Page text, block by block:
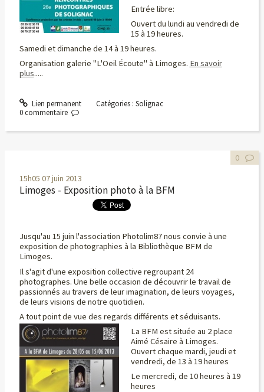
Entrée libre:
Ouvert du lundi au vendredi de
15 à 19 heures.
Samedi et dimanche de 14 à 19 heures.
Organisation galerie "L'Oeil Écoute" à Limoges. En savoir
plus.....
Lien permanent Catégories : Solignac
0 commentaire
15h05 07juin 2013
Limoges - Exposition photo à la BFM
Jusqu'au 15 juin l'association Photolim87 nous convie à une
exposition de photographies à la Bibliothèque BFM de
Limoges.
Il s'agit d'une exposition collective regroupant 24
photographes. Une belle occasion de découvrir le travail de
passionnés au travers de leur imagination, de leurs voyages,
de leurs visions de notre quotidien.
A tout point de vue des regards différents et séduisants.
La BFM est située au 2 place
Aimé Césaire à Limoges.
Ouvert chaque mardi, jeudi et
vendredi, de 13 à 19 heures
Le mercredi, de 10 heures à 19
heures
0